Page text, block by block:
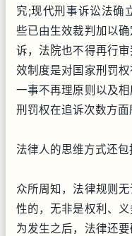
究;现代刑事诉讼法确
些已由生效裁判加以
诉，法院也不得再行
效制度是对国家刑罚权
一事不再理原则以及
刑罚权在追诉次数方面
法律人的思维方式还
众所周知，法律规则
性的，无非是权利、
为发生之后，法律还